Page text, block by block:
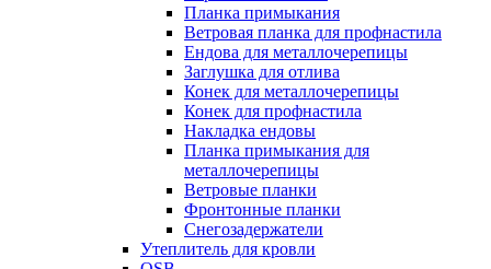
Планка примыкания
Ветровая планка для профнастила
Ендова для металлочерепицы
Заглушка для отлива
Конек для металлочерепицы
Конек для профнастила
Накладка ендовы
Планка примыкания для
металлочерепицы
Ветровые планки
Фронтонные планки
Снегозадержатели
Утеплитель для кровли